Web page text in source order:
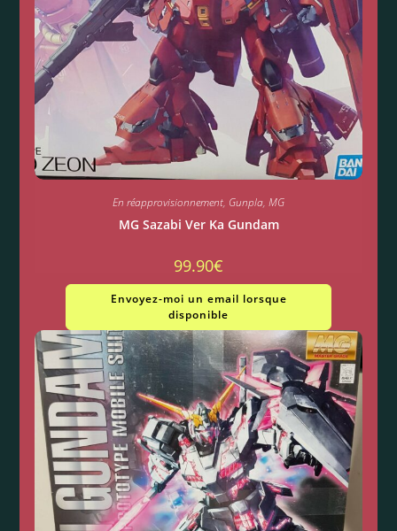
En réapprovisionnement, Gunpla, MG
MG Sazabi Ver Ka Gundam
99.90€
Envoyez-moi un email lorsque
disponible